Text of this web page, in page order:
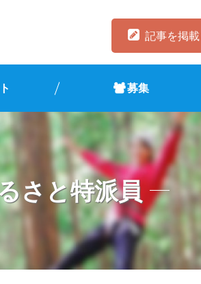
記事を掲
募集
さと特派員